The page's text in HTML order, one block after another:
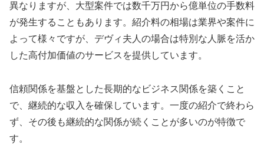
異なりますが、大型案件では数千万円から億単位の手数料
が発生することもあります。紹介料の相場は業界や案件に
よって様々ですが、デヴィ夫人の場合は特別な人脈を活か
した高付加価値のサービスを提供しています。
信頼関係を基盤とした長期的なビジネス関係を築くこと
で、継続的な収入を確保しています。一度の紹介で終わら
ず、その後も継続的な関係が続くことが多いのが特徴で
す。